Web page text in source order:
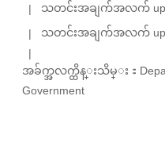
သတင်းအချက်အလက်
သတင်းအချက်အလက်
အခ်က္အလက္ထိန္းသိမ္း：
Government